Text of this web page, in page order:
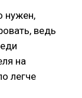
нужен,
ведь
на
легче